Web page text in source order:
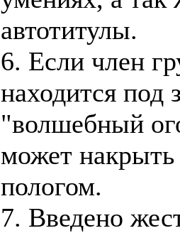
автотитулы.
6. Если член
находится под
"волшебный
может
пологом.
7. Введено